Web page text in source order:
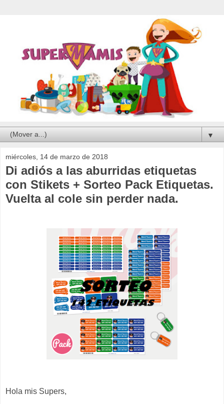
▼
miércoles, 14 de marzo de 2018
Di adiós a las aburridas etiquetas
con Stikets + Sorteo Pack Etiquetas.
Vuelta al cole sin perder nada.
Hola mis Supers,